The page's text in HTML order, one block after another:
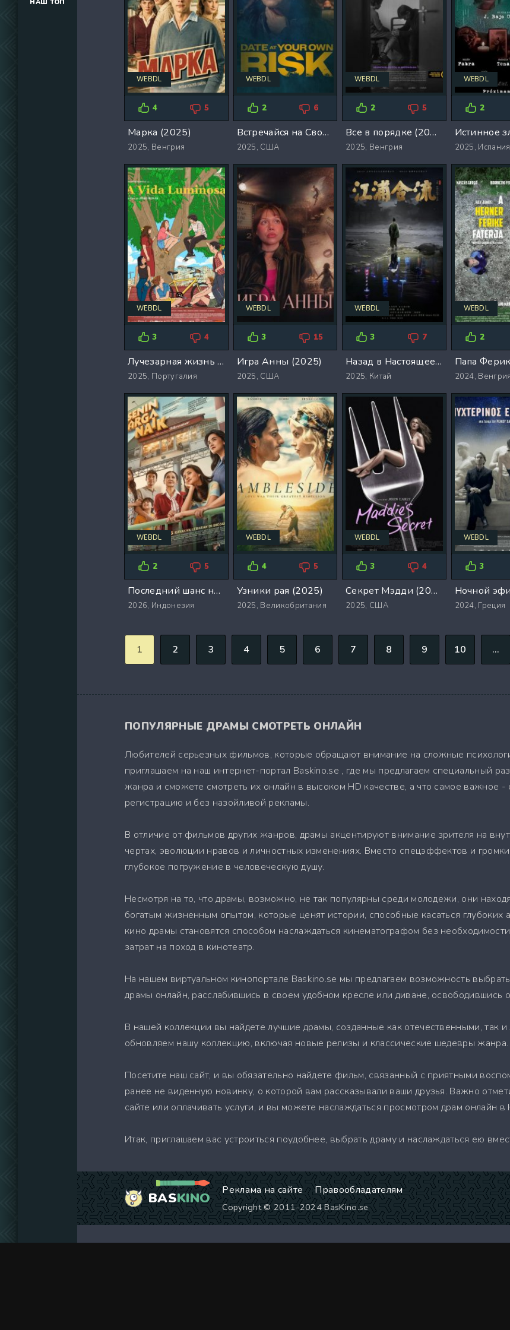
(34291)
(39129)
(737)
НАШ ТОП
WEBDL
4 5
Марка (2025)
2025, Венгрия
WEBDL
2 6
Встречайся на Свой Страх и Риск (2025)
2025, США
WEBDL
2 5
Все в порядке (2025)
2025, Венгрия
WEBDL
2
Истинное
2025, Испания
WEBDL
3 4
Лучезарная жизнь (2025)
2025, Португалия
WEBDL
3 15
Игра Анны (2025)
2025, США
WEBDL
3 7
Назад в Настоящее (2025)
2025, Китай
WEBDL
2
2024, Венгрия
WEBDL
2 5
Последний шанс на спасение (2026)
2026, Индонезия
WEBDL
4 5
Узники рая (2025)
2025, Великобритания
WEBDL
3 4
Секрет Мэдди (2025)
2025, США
WEBDL
3
Ночной
2024, Греция
1 2 3 4 5 6 7 8 9 10 ...
ПОПУЛЯРНЫЕ ДРАМЫ СМОТРЕТЬ ОНЛАЙН
Любителей серьезных фильмов, которые обращают внимание на сложные
приглашаем на наш интернет-портал Baskino.se , где мы предлагаем специальный
жанра и сможете смотреть их онлайн в высоком HD качестве, а что самое важное
регистрацию и без назойливой рекламы.
В отличие от фильмов других жанров, драмы акцентируют внимание зрителя на
чертах, эволюции нравов и личностных изменениях. Вместо спецэффектов и
глубокое погружение в человеческую душу.
Несмотря на то, что драмы, возможно, не так популярны среди молодежи, они
богатым жизненным опытом, которые ценят истории, способные касаться
кино драмы становятся способом наслаждаться кинематографом без
затрат на поход в кинотеатр.
На нашем виртуальном кинопортале Baskino.se мы предлагаем возможность
драмы онлайн, расслабившись в своем удобном кресле или диване, освободившись
В нашей коллекции вы найдете лучшие драмы, созданные как отечественными,
обновляем нашу коллекцию, включая новые релизы и классические шедевры жанра.
Посетите наш сайт, и вы обязательно найдете фильм, связанный с приятными
ранее не виденную новинку, о которой вам рассказывали ваши друзья. Важно
сайте или оплачивать услуги, и вы можете наслаждаться просмотром драм онлайн в
Итак, приглашаем вас устроиться поудобнее, выбрать драму и наслаждаться ею
BASKINO Реклама на сайте Правообладателям
Copyright © 2011-2024 BasKino.se